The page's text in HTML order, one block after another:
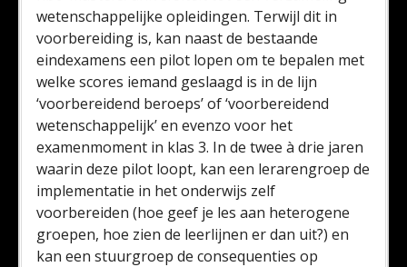
wetenschappelijke opleidingen. Terwijl dit in
voorbereiding is, kan naast de bestaande
eindexamens een pilot lopen om te bepalen met
welke scores iemand geslaagd is in de lijn
‘voorbereidend beroeps’ of ‘voorbereidend
wetenschappelijk’ en evenzo voor het
examenmoment in klas 3. In de twee à drie jaren
waarin deze pilot loopt, kan een lerarengroep de
implementatie in het onderwijs zelf
voorbereiden (hoe geef je les aan heterogene
groepen, hoe zien de leerlijnen er dan uit?) en
kan een stuurgroep de consequenties op